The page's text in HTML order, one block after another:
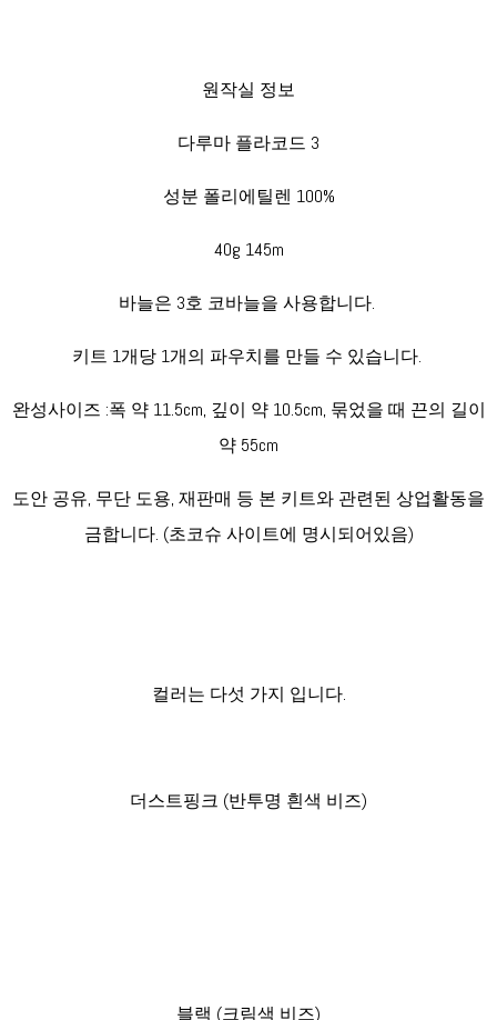
원작실 정보
다루마 플라코드 3
성분 폴리에틸렌 100%
40g 145m
바늘은 3호 코바늘을 사용합니다.
키트 1개당 1개의 파우치를 만들 수 있습니다.
완성사이즈 :폭 약 11.5cm, 깊이 약 10.5cm, 묶었을 때 끈의 길이
약 55cm
도안 공유, 무단 도용, 재판매 등 본 키트와 관련된 상업활동을
금합니다. (초코슈 사이트에 명시되어있음)
컬러는 다섯 가지 입니다.
더스트핑크 (반투명 흰색 비즈)
블랙 (크림색 비즈)